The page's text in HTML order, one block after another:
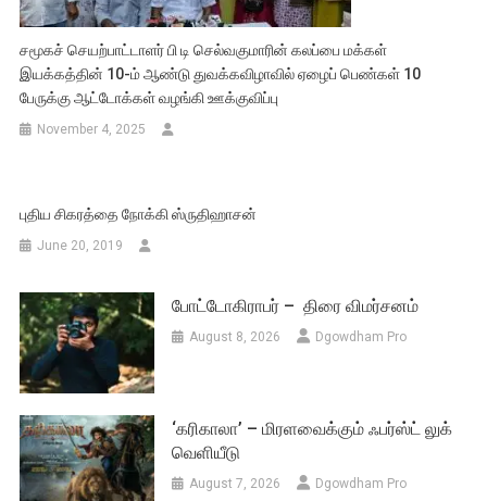
சமூகச் செயற்பாட்டாளர் பி டி செல்வகுமாரின் கலப்பை மக்கள்
இயக்கத்தின் 10-ம் ஆண்டு துவக்கவிழாவில் ஏழைப் பெண்கள் 10
பேருக்கு ஆட்டோக்கள் வழங்கி ஊக்குவிப்பு
November 4, 2025
புதிய சிகரத்தை நோக்கி ஸ்ருதிஹாசன்
June 20, 2019
போட்டோகிராபர் – திரை விமர்சனம்
August 8, 2026 Dgowdham Pro
‘கரிகாலா’ – மிரளவைக்கும் ஃபர்ஸ்ட் லுக்
வெளியீடு
August 7, 2026 Dgowdham Pro